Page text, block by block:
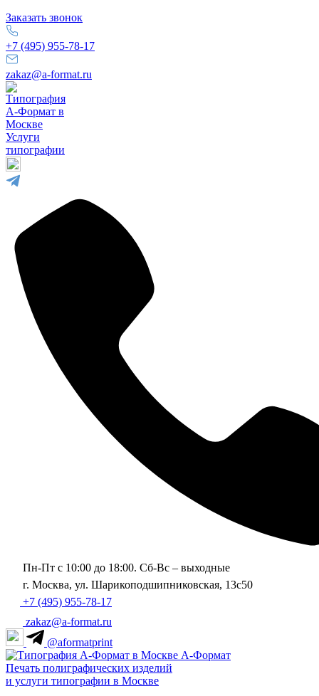
Заказать звонок
+7 (495) 955-78-17
zakaz@a-format.ru
Услуги
типографии
Пн-Пт с 10:00 до 18:00. Сб-Вс – выходные
г. Москва, ул. Шарикоподшипниковская, 13с50
+7 (495) 955-78-17
zakaz@a-format.ru
@aformatprint
А-Формат
Печать полиграфических изделий
и услуги типографии в Москве